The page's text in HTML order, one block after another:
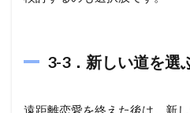
3-3．新しい道を選
遠距離恋愛を終えた後は、新